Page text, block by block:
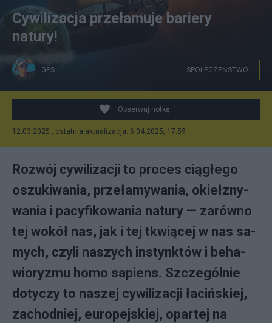
Cywilizacja przełamuje bariery
natury!
GPS SPOŁECZEŃSTWO
Obserwuj notkę
12.03.2025 , ostatnia aktualizacja: 6.04.2025, 17:59
Roz­wój cy­wi­li­za­cji to pro­ces cią­głe­go
oszu­ki­wa­nia, prze­ła­my­wa­nia, okieł­zny­
wa­nia i pa­cy­fi­ko­wa­nia na­tu­ry — za­rów­no
tej wo­kół nas, jak i tej tkwią­cej w nas sa­
my­ch, czy­li na­szy­ch in­stynk­tów i be­ha­
wio­ry­zmu ho­mo sa­piens. Szcze­gól­nie
do­ty­czy to na­szej cy­wi­li­za­cji ła­ciń­skiej,
za­chod­niej, eu­ro­pej­skiej, opar­tej na